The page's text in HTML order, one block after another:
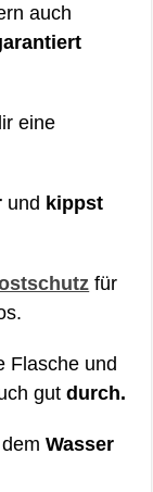
auch
eine
und kippst
für
Flasche und
gutdurch.
demWasser